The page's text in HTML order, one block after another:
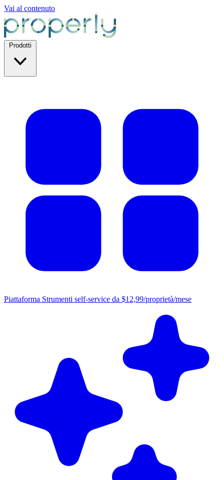
Vai al contenuto
Piattaforma Strumenti self-service da $12,99/proprietà/mese